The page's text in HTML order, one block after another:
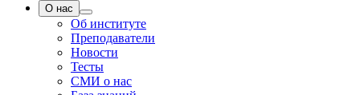
О нас
Об институте
Преподаватели
Новости
Тесты
СМИ о нас